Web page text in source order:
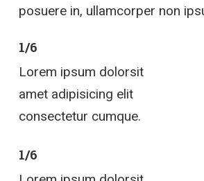
posuere in, ullamcorper non
1/6
Lorem ipsum dolorsit
amet adipisicing elit
consectetur cumque.
1/6